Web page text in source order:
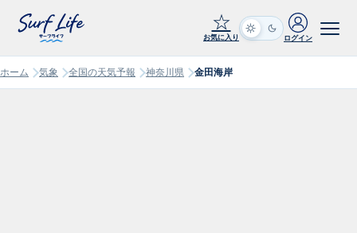
☆
お気に入り ログイン
ホーム 気象 全国の天気予報 神奈川県 金田海岸